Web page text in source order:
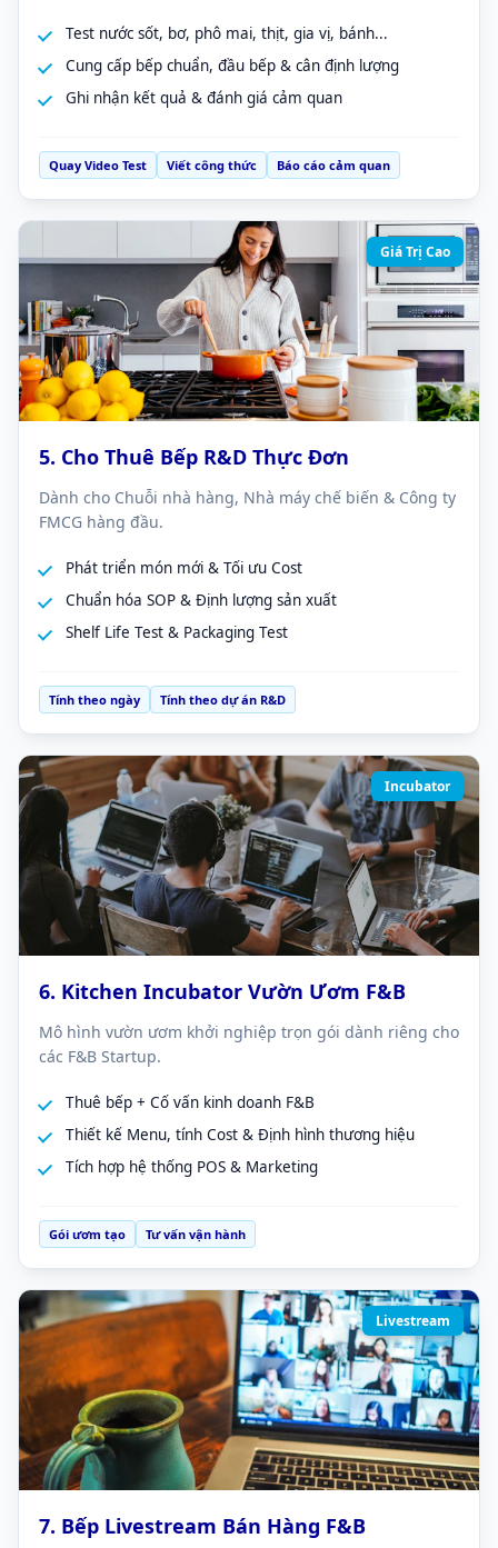
Test nước sốt, bơ, phô mai, thịt, gia vị, bánh...
Cung cấp bếp chuẩn, đầu bếp & cân định lượng
Ghi nhận kết quả & đánh giá cảm quan
Quay Video Test Viết công thức Báo cáo cảm quan
Giá Trị Cao
5. Cho Thuê Bếp R&D Thực Đơn
Dành cho Chuỗi nhà hàng, Nhà máy chế biến & Công ty
FMCG hàng đầu.
Phát triển món mới & Tối ưu Cost
Chuẩn hóa SOP & Định lượng sản xuất
Shelf Life Test & Packaging Test
Tính theo ngày Tính theo dự án R&D
Incubator
6. Kitchen Incubator Vườn Ươm F&B
Mô hình vườn ươm khởi nghiệp trọn gói dành riêng cho
các F&B Startup.
Thuê bếp + Cố vấn kinh doanh F&B
Thiết kế Menu, tính Cost & Định hình thương hiệu
Tích hợp hệ thống POS & Marketing
Gói ươm tạo Tư vấn vận hành
Livestream
7. Bếp Livestream Bán Hàng F&B